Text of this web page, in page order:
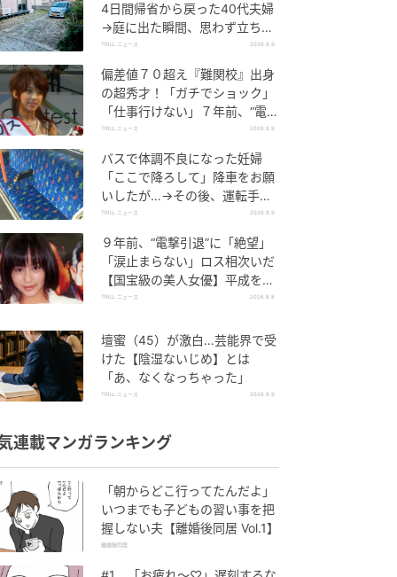
4日間帰省から戻った40代夫婦
→庭に出た瞬間、思わず立ち尽
くしたワケ
TRILL ニュース 2026.8.9
偏差値７０超え『難関校』出身
の超秀才！「ガチでショック」
「仕事行けない」７年前、“電撃
婚”にロス相次いだ【美人アナ】
TRILL ニュース 2026.8.9
バスで体調不良になった妊婦
「ここで降ろして」降車をお願
いしたが…→その後、運転手が
放った一言とは？
TRILL ニュース 2026.8.9
９年前、“電撃引退”に「絶望」
「涙止まらない」ロス相次いだ
【国宝級の美人女優】平成を風
靡した「伝説的」逸材
TRILL ニュース 2026.8.8
壇蜜（45）が激白…芸能界で受
けた【陰湿ないじめ】とは
「あ、なくなっちゃった」
TRILL ニュース 2026.8.9
連載マンガランキング
「朝からどこ行ってたんだよ」
いつまでも子どもの習い事を把
握しない夫【離婚後同居 Vol.1】
離婚後同居